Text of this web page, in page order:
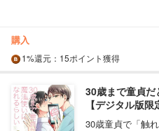
購入
1%還元 ：15ポイント獲得
30歳まで童貞
【デジタル版限
30歳童貞で「触